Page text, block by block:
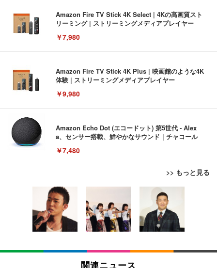
Amazon Fire TV Stick 4K Select | 4Kの高画質スト
リーミング | ストリーミングメディアプレイヤー
￥7,980
Amazon Fire TV Stick 4K Plus | 映画館のような4K
体験 | ストリーミングメディアプレイヤー
￥9,980
Amazon Echo Dot (エコードット) 第5世代 - Alex
a、センサー搭載、鮮やかなサウンド｜チャコール
￥7,480
>> もっと見る
[EdoErgo] オフィスチェア 椅子 テレワーク 疲れな
い 跳ね上げ式アームレスト コンパクト 約105度ロッ
キング pc 事務椅子 360度回転 座面昇降 強化ナイロ
ン樹脂ベース 通気性メッシュ 在宅ワーク H-WY01
(黒網+黒枠+黒足)
￥5,699
SIHOO B100 オフィスチェア／デスクチェア メッシ
ュチェア 人間工学 疲れない ブラック
EIZO ビジネス向けプレミアムモニター | FlexScan
EV3240X-WT | 31.5型4K UHD・USB Type-C・ホワ
イト
￥105,595
EIZO ビジネス向けプレミアムモニター | FlexScan
Amazonベーシック ペットシーツ 薄型 レギュラー 1
回使い捨て 無香料 ホワイト 300枚
￥3,373
Amazonベーシック ペットシーツ 厚型 ワイド 42枚
x2袋(84枚) ホワイト(吸収面:ライトブルー)
関連ニュース